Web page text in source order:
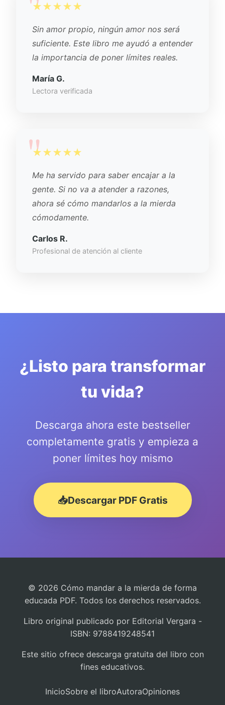
★★★★★
Sin amor propio, ningún amor nos será
suficiente. Este libro me ayudó a entender
la importancia de poner límites reales.
María G.
Lectora verificada
★★★★★
Me ha servido para saber encajar a la
gente. Si no va a atender a razones,
ahora sé cómo mandarlos a la mierda
cómodamente.
Carlos R.
Profesional de atención al cliente
¿Listo para transformar
tu vida?
Descarga ahora este bestseller
completamente gratis y empieza a
poner límites hoy mismo
📥Descargar PDF Gratis
© 2026 Cómo mandar a la mierda de forma
educada PDF. Todos los derechos reservados.
Libro original publicado por Editorial Vergara -
ISBN: 9788419248541
Este sitio ofrece descarga gratuita del libro con
fines educativos.
InicioSobre el libroAutoraOpiniones